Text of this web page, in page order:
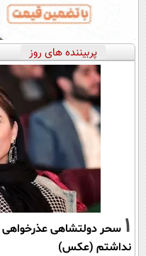
پربیننده های روز
1 سحر دولتشاهی عذرخواهی
نداشتم (عکس)